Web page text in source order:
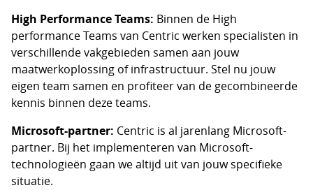
High Performance Teams: Binnen de High
performance Teams van Centric werken specialisten in
verschillende vakgebieden samen aan jouw
maatwerkoplossing of infrastructuur. Stel nu jouw
eigen team samen en profiteer van de gecombineerde
kennis binnen deze teams.
Microsoft-partner: Centric is al jarenlang Microsoft-
partner. Bij het implementeren van Microsoft-
technologieën gaan we altijd uit van jouw specifieke
situatie.